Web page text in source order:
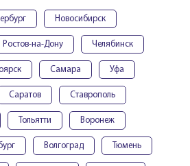
Новосибирск
Ростов-на-Дону Челябинск
Самара Уфа
Саратов Ставрополь
Тольятти Воронеж
Волгоград Тюмень